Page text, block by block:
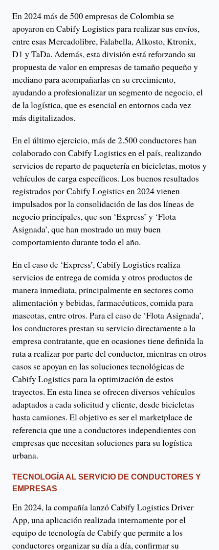
En 2024 más de 500 empresas de Colombia se
apoyaron en Cabify Logistics para realizar sus envíos,
entre esas Mercadolibre, Falabella, Alkosto, Ktronix,
D1 y TaDa. Además, esta división está reforzando su
propuesta de valor en empresas de tamaño pequeño y
mediano para acompañarlas en su crecimiento,
ayudando a profesionalizar un segmento de negocio, el
de la logística, que es esencial en entornos cada vez
más digitalizados.
En el último ejercicio, más de 2.500 conductores han
colaborado con Cabify Logistics en el país, realizando
servicios de reparto de paquetería en bicicletas, motos y
vehículos de carga específicos. Los buenos resultados
registrados por Cabify Logistics en 2024 vienen
impulsados por la consolidación de las dos líneas de
negocio principales, que son ‘Express’ y ‘Flota
Asignada’, que han mostrado un muy buen
comportamiento durante todo el año.
En el caso de ‘Express’, Cabify Logistics realiza
servicios de entrega de comida y otros productos de
manera inmediata, principalmente en sectores como
alimentación y bebidas, farmacéuticos, comida para
mascotas, entre otros. Para el caso de ‘Flota Asignada’,
los conductores prestan su servicio directamente a la
empresa contratante, que en ocasiones tiene definida la
ruta a realizar por parte del conductor, mientras en otros
casos se apoyan en las soluciones tecnológicas de
Cabify Logistics para la optimización de estos
trayectos. En esta linea se ofrecen diversos vehículos
adaptados a cada solicitud y cliente, desde bicicletas
hasta camiones. El objetivo es ser el marketplace de
referencia que une a conductores independientes con
empresas que necesitan soluciones para su logística
urbana.
TECNOLOGÍA AL SERVICIO DE CONDUCTORES Y
EMPRESAS
En 2024, la compañía lanzó Cabify Logistics Driver
App, una aplicación realizada internamente por el
equipo de tecnología de Cabify que permite a los
conductores organizar su día a día, confirmar su